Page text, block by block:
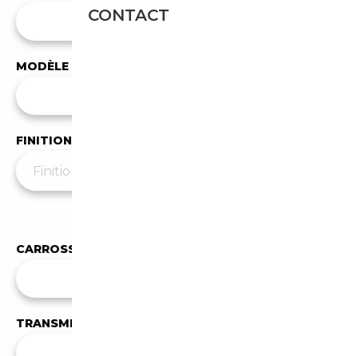
Alfa Romeo
MODÈLE
FINITION
CARROSSERIE
TRANSMISSION
CONTACT